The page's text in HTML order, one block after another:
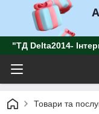
"ТД Delta2014-
Товари та